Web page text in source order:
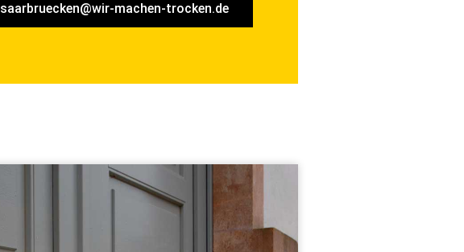
saarbruecken@wir-machen-trocken.de